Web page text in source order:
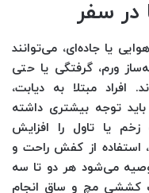
در سفر
یا جاده‌ای، می‌توانند
ورم، گرفتگی یا حتی
مبتلا به دیابت،
توجه بیشتری داشته
زخم یا تاول را افزایش
استفاده از کفش راحت و
می‌شود هر دو تا سه
کششی مچ و ساق انجام